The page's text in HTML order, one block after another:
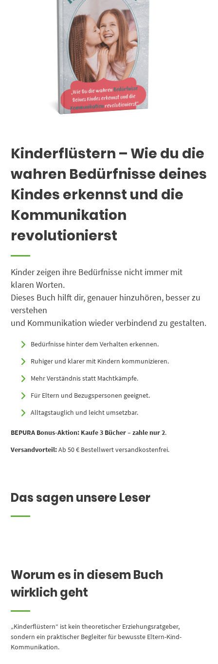
Kinderflüstern – Wie du die
wahren Bedürfnisse deines
Kindes erkennst und die
Kommunikation
revolutionierst
Kinder zeigen ihre Bedürfnisse nicht immer mit
klaren Worten.
Dieses Buch hilft dir, genauer hinzuhören, besser zu
verstehen
und Kommunikation wieder verbindend zu gestalten.
Bedürfnisse hinter dem Verhalten erkennen.
Ruhiger und klarer mit Kindern kommunizieren.
Mehr Verständnis statt Machtkämpfe.
Für Eltern und Bezugspersonen geeignet.
Alltagstauglich und leicht umsetzbar.
BEPURA Bonus-Aktion: Kaufe 3 Bücher – zahle nur 2.
Versandvorteil:Ab 50 € Bestellwert versandkostenfrei.
Das sagen unsere Leser
Worum es in diesem Buch
wirklich geht
„Kinderflüstern“ ist kein theoretischer Erziehungsratgeber,
sondern ein praktischer Begleiter für bewusste Eltern-Kind-
Kommunikation.